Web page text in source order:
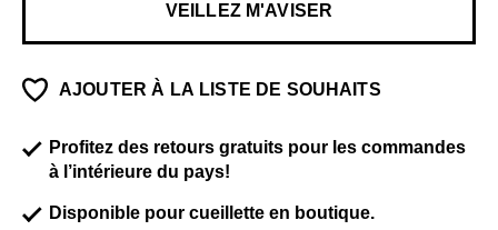
VEILLEZ M'AVISER
AJOUTER À LA LISTE DE SOUHAITS
Profitez des retours gratuits pour les commandes
à l’intérieure du pays!
Disponible pour cueillette en boutique.